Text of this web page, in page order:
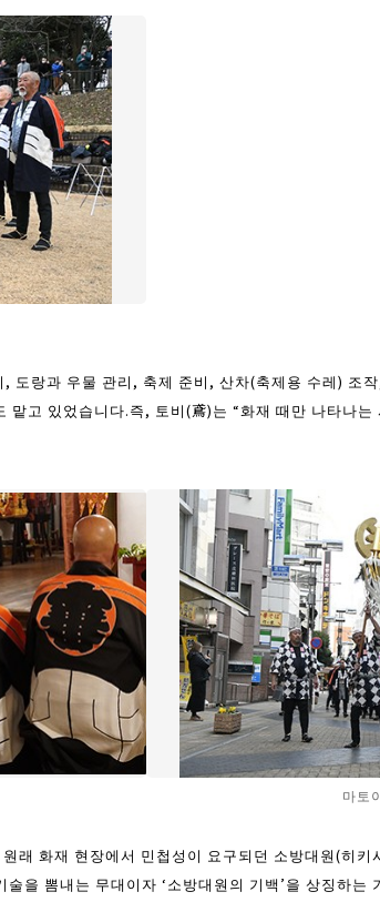
, 도랑과 우물 관리, 축제 준비, 산차(축제용 수레) 조
고 있었습니다.즉, 토비(鳶)는 “화재 때만 나타나
마토
래 화재 현장에서 민첩성이 요구되던 소방대원(히
을 뽐내는 무대이자 ‘소방대원의 기백’을 상징하는